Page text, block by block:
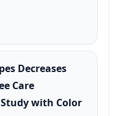
Decreases
Care
with Color